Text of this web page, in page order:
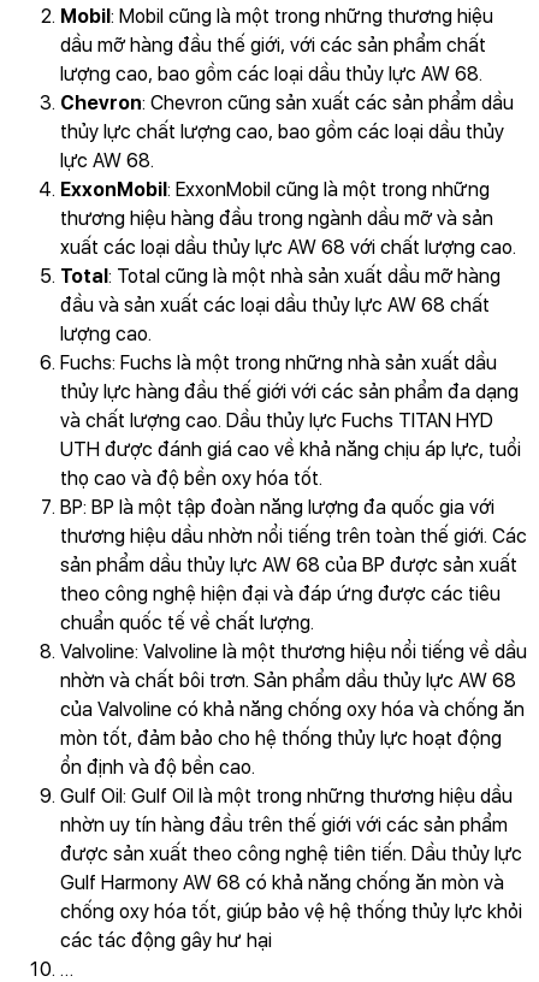
Mobil: Mobil cũng là một trong những thương hiệu
dầu mỡ hàng đầu thế giới, với các sản phẩm chất
lượng cao, bao gồm các loại dầu thủy lực AW 68.
Chevron: Chevron cũng sản xuất các sản phẩm dầu
thủy lực chất lượng cao, bao gồm các loại dầu thủy
lực AW 68.
ExxonMobil: ExxonMobil cũng là một trong những
thương hiệu hàng đầu trong ngành dầu mỡ và sản
xuất các loại dầu thủy lực AW 68 với chất lượng cao.
Total: Total cũng là một nhà sản xuất dầu mỡ hàng
đầu và sản xuất các loại dầu thủy lực AW 68 chất
lượng cao.
Fuchs: Fuchs là một trong những nhà sản xuất dầu
thủy lực hàng đầu thế giới với các sản phẩm đa dạng
và chất lượng cao. Dầu thủy lực Fuchs TITAN HYD
UTH được đánh giá cao về khả năng chịu áp lực, tuổi
thọ cao và độ bền oxy hóa tốt.
BP: BP là một tập đoàn năng lượng đa quốc gia với
thương hiệu dầu nhờn nổi tiếng trên toàn thế giới. Các
sản phẩm dầu thủy lực AW 68 của BP được sản xuất
theo công nghệ hiện đại và đáp ứng được các tiêu
chuẩn quốc tế về chất lượng.
Valvoline: Valvoline là một thương hiệu nổi tiếng về dầu
nhờn và chất bôi trơn. Sản phẩm dầu thủy lực AW 68
của Valvoline có khả năng chống oxy hóa và chống ăn
mòn tốt, đảm bảo cho hệ thống thủy lực hoạt động
ổn định và độ bền cao.
Gulf Oil: Gulf Oil là một trong những thương hiệu dầu
nhờn uy tín hàng đầu trên thế giới với các sản phẩm
được sản xuất theo công nghệ tiên tiến. Dầu thủy lực
Gulf Harmony AW 68 có khả năng chống ăn mòn và
chống oxy hóa tốt, giúp bảo vệ hệ thống thủy lực khỏi
các tác động gây hư hại
…